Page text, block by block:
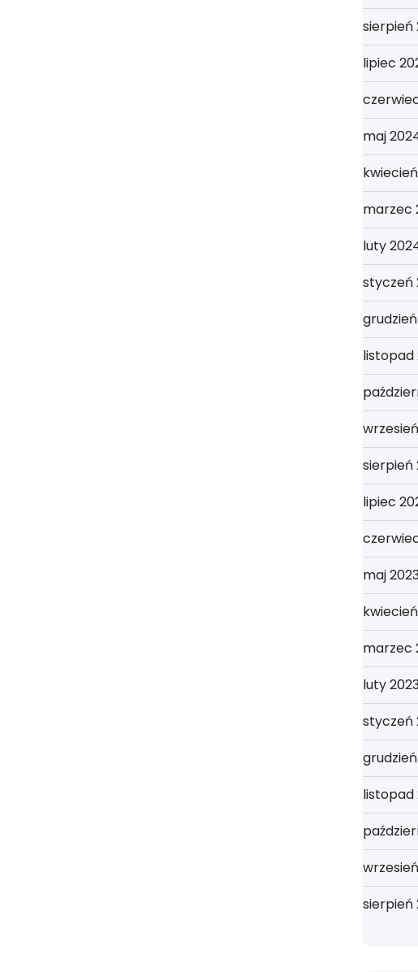
sierpień
lipiec
maj
marzec
luty
styczeń
listopad
sierpień
lipiec
maj
marzec
luty
styczeń
listopad
sierpień